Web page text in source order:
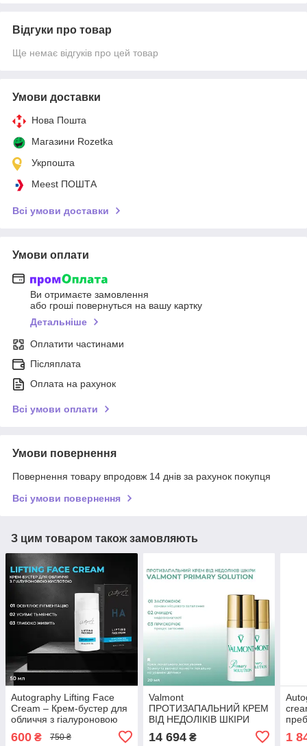
Відгуки про товар
Ще немає відгуків про цей товар
Умови доставки
Нова Пошта
Магазини Rozetka
Укрпошта
Meest ПОШТА
Всі умови доставки
Умови оплати
Ви отримаєте замовлення
або гроші повернуться на вашу картку
Детальніше
Оплатити частинами
Післяплата
Оплата на рахунок
Всі умови оплати
Умови повернення
Повернення товару впродовж 14 днів за рахунок покупця
Всі умови повернення
З цим товаром також замовляють
Autography Lifting Face
Cream – Крем-бустер для
обличчя з гіалуроновою
кислотою, скваланом та
олією ши, 50 мл
600 ₴ 750 ₴
Valmont
ПРОТИЗАПАЛЬНИЙ КРЕМ
ВІД НЕДОЛІКІВ ШКІРИ
"PRIMARY SOLUTION" ,
20 мл
14 694₴ 1